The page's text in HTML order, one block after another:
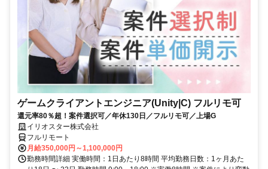
ゲームクライアントエンジニア(Unity|C) フルリモ可
還元率80％超！案件選択可／年休130日／フルリモ可／上場G
イリオスター株式会社
フルリモート
月給350,000円～1,100,000円
勤務時間詳細 実働時間：1日あたり8時間 平均勤務日数：1ヶ月あた